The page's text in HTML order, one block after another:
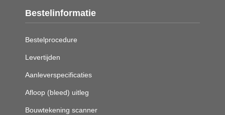
Bestelinformatie
Bestelprocedure
Levertijden
Aanleverspecificaties
Afloop (bleed) uitleg
Bouwtekening scanner